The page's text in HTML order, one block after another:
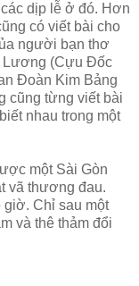
dịp lễ ở đó. Hơn
có viết bài cho
người bạn thơ
Lương (Cựu Đốc
Đoàn Kim Bảng
cũng từng viết bài
nhau trong một
một Sài Gòn
vã thương đau.
Chỉ sau một
và thê thảm đổi